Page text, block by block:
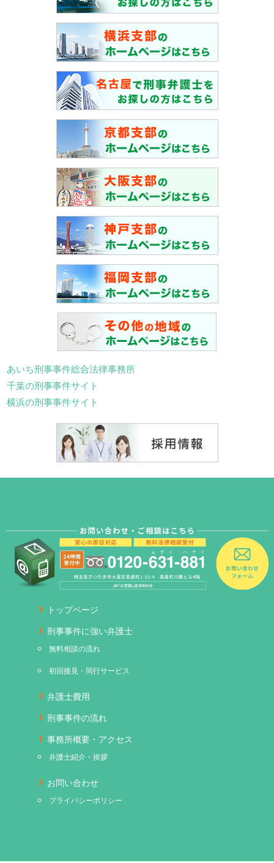
あいち刑事事件総合法律事務所
千葉の刑事事件サイト
横浜の刑事事件サイト
トップページ
刑事事件に強い弁護士
無料相談の流れ
初回接見・同行サービス
弁護士費用
刑事事件の流れ
事務所概要・アクセス
弁護士紹介・挨拶
お問い合わせ
プライバシーポリシー